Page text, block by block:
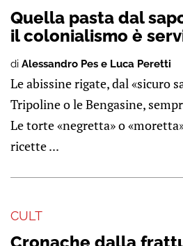
Quella pasta dal
il colonialismo è
di Alessandro Pes e Luca Peretti
Le abissine rigate, dal «sicuro
Tripoline o le Bengasine,
Le torte «negretta» o
ricette ...
CULT